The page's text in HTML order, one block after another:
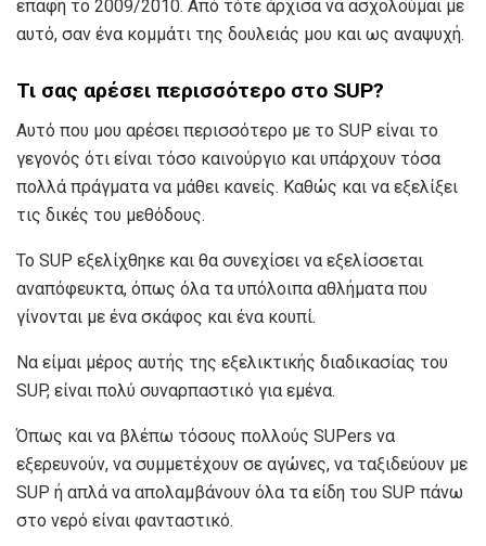
επαφή το 2009/2010. Από τότε άρχισα να ασχολούμαι με
αυτό, σαν ένα κομμάτι της δουλειάς μου και ως αναψυχή.
Τι σας αρέσει περισσότερο στο SUP?
Αυτό που μου αρέσει περισσότερο με το SUP είναι το
γεγονός ότι είναι τόσο καινούργιο και υπάρχουν τόσα
πολλά πράγματα να μάθει κανείς. Καθώς και να εξελίξει
τις δικές του μεθόδους.
Το SUP εξελίχθηκε και θα συνεχίσει να εξελίσσεται
αναπόφευκτα, όπως όλα τα υπόλοιπα αθλήματα που
γίνονται με ένα σκάφος και ένα κουπί.
Nα είμαι μέρος αυτής της εξελικτικής διαδικασίας του
SUP, είναι πολύ συναρπαστικό για εμένα.
Όπως και να βλέπω τόσους πολλούς SUPers να
εξερευνούν, να συμμετέχουν σε αγώνες, να ταξιδεύουν με
SUP ή απλά να απολαμβάνουν όλα τα είδη του SUP πάνω
στο νερό είναι φανταστικό.